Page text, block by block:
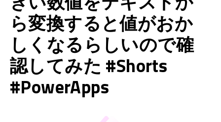
ら変換すると値がおか
しくなるらしいので確
認してみた #Shorts
#PowerApps